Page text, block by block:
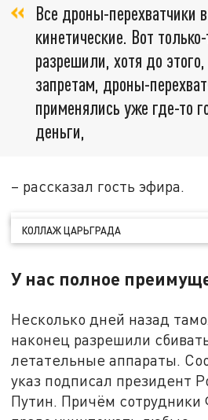
Все дроны-перехватчики
кинетические. Вот
разрешили, хотя до
запретам, дроны-
применялись уже где-то
деньги,
– рассказал гость эфира.
КОЛЛАЖ ЦАРЬГРАДА
У нас полное
Несколько дней назад
наконец разрешили
летательные аппараты.
указ подписал президент
Путин. Причём